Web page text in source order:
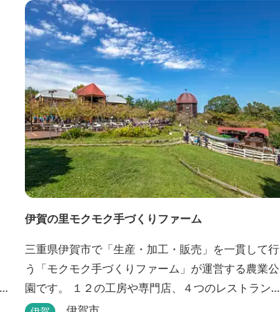
伊賀の里モクモク手づくりファーム
三重県伊賀市で「生産・加工・販売」を一貫して行
う「モクモク手づくりファーム」が運営する農業公
園です。 １２の工房や専門店、４つのレストラン・
カフェ、３箇所の体験教室がある他、田んぼやいか